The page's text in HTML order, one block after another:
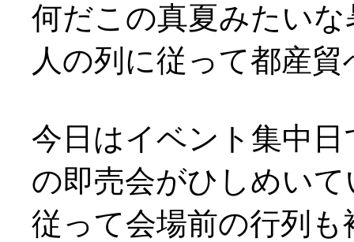
何だこの真夏みたいな
人の列に従って都産
今日はイベント集中
の即売会がひしめい
従って会場前の行列